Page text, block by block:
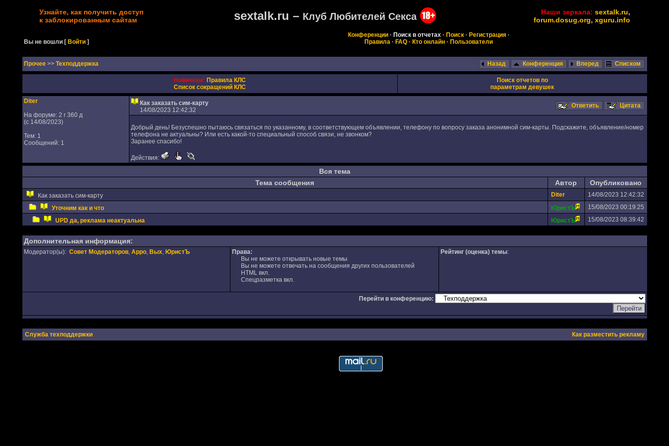
Узнайте, как получить доступ
к заблокированным сайтам
sextalk.ru – Клуб Любителей Секса Наши зеркала: sextalk.ru,
forum.dosug.org, xguru.info
Вы не вошли [Войти ]
Конференции· Поиск в отчетах· Поиск· Регистрация·
Правила · FAQ · Кто онлайн · Пользователи
Прочее >> Техподдержка Назад Конференция Вперед Списком
Новичкам: Правила КЛС
Список сокращений КЛС
Поиск отчетов по
параметрам девушек
Diter
На форуме: 2 г 360 д
(с 14/08/2023)
Тем: 1
Сообщений: 1
Как заказать сим-карту
14/08/2023 12:42:32
Ответить Цитата
Добрый день! Безуспешно пытаюсь связаться по указанному, в соответствующем объявлении, телефону по вопросу заказа анонимной сим-карты. Подскажите, объявление/номер
телефона не актуальны? Или есть какой-то специальный способ связи, не звонком?
Заранее спасибо!
Действия:
Вся тема
Тема сообщения
Автор Опубликовано
Как заказать сим-карту Diter
14/08/2023 12:42:32
Уточним как и что
ЮристЪ
15/08/2023 00:19:25
UPD да, реклама неактуальна
ЮристЪ 15/08/2023 08:39:42
Дополнительная информация:
Модератор(ы): Совет Модераторов, Appo, Вых, ЮристЪ
Права:
Вы не можете открывать новые темы
Вы не можете отвечать на сообщения других пользователей
HTML вкл.
Спецразметка вкл.
Рейтинг (оценка) темы:
Перейти в конференцию:
Служба техподдержки Как разместить рекламу